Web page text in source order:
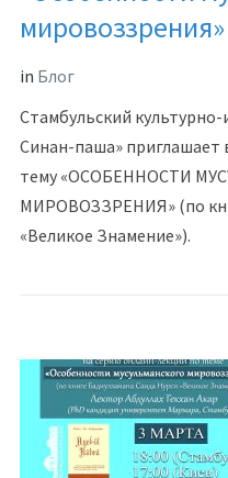
in Блог
Стамбульский
Синан-паша» приглашает
тему «ОСОБЕННОСТИ
МИРОВОЗЗРЕНИЯ» (по
«Великое Знамение»).